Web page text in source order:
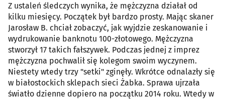
Z ustaleń śledczych wynika, że mężczyzna działał od
kilku miesięcy. Początek był bardzo prosty. Mając skaner
Jarosław B. chciał zobaczyć, jak wyjdzie zeskanowanie i
wydrukowanie banknotu 100-złotowego. Mężczyzna
stworzył 17 takich fałszywek. Podczas jednej z imprez
mężczyzna pochwalił się kolegom swoim wyczynem.
Niestety wtedy trzy "setki" zginęły. Wkrótce odnalazły się
w białostockich sklepach sieci Żabka. Sprawa ujrzała
światło dzienne dopiero na początku 2014 roku. Wtedy w